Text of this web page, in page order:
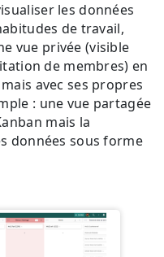
les données
de travail,
vue privée (visible
de membres) en
avec ses propres
: une vue partagée
mais la
données sous forme